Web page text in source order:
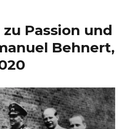
Passion und
Behnert,